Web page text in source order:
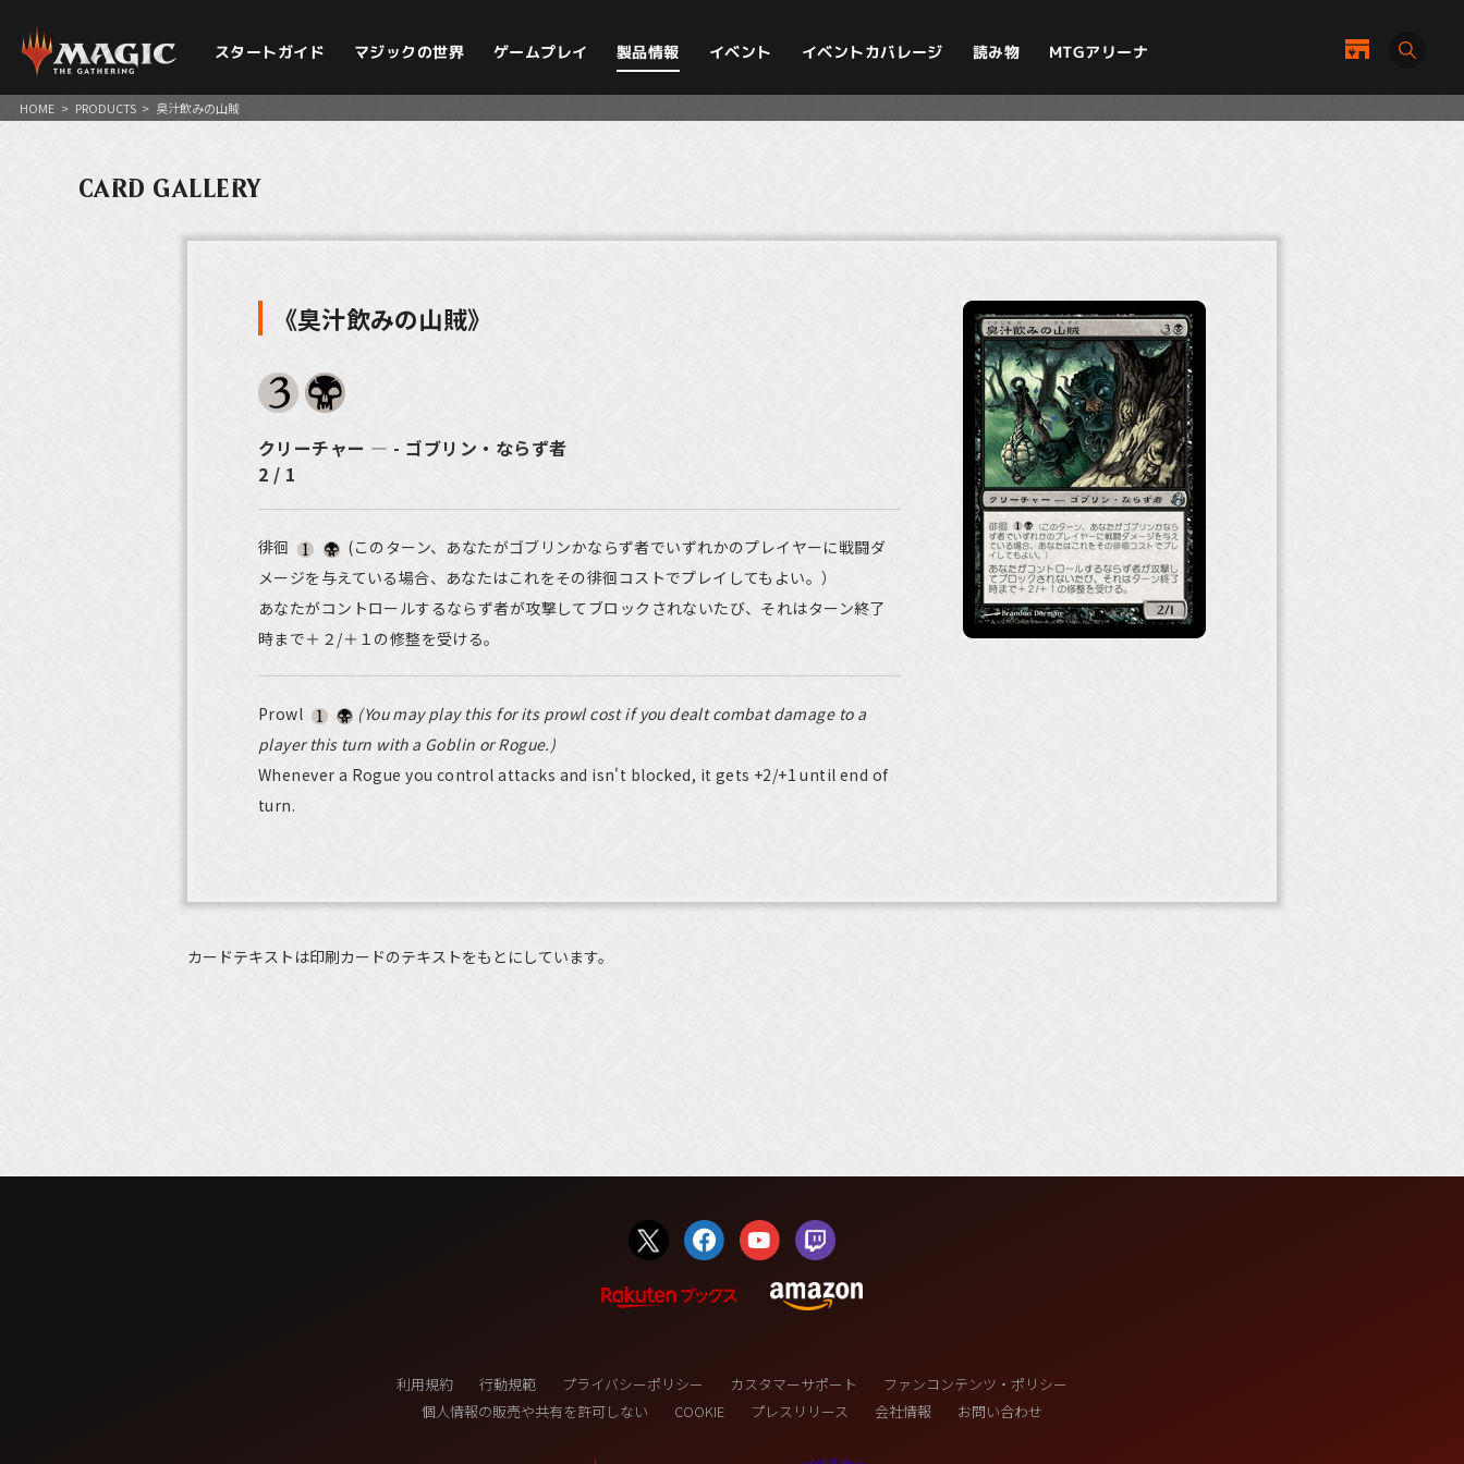
スタートガイド マジックの世界 ゲームプレイ 製品情報 イベント イベントカバレージ 読み物 MTGアリーナ
HOME > PRODUCTS > 臭汁飲みの山賊
CARD GALLERY
《臭汁飲みの山賊》
クリーチャー ― - ゴブリン・ならず者
2 / 1
徘徊
(このターン、あなたがゴブリンかならず者でいずれかのプレイヤーに戦闘ダ
メージを与えている場合、あなたはこれをその徘徊コストでプレイしてもよい。）
あなたがコントロールするならず者が攻撃してブロックされないたび、それはターン終了
時まで＋２/＋１の修整を受ける。
Prowl
(You may play this for its prowl cost if you dealt combat damage to a
player this turn with a Goblin or Rogue.)
Whenever a Rogue you control attacks and isn't blocked, it gets +2/+1 until end of
turn.
カードテキストは印刷カードのテキストをもとにしています。
利用規約 行動規範 プライバシーポリシー カスタマーサポート
ファンコンテンツ・ポリシー
個人情報の販売や共有を許可しない
COOKIE プレスリリース 会社情報 お問い合わせ